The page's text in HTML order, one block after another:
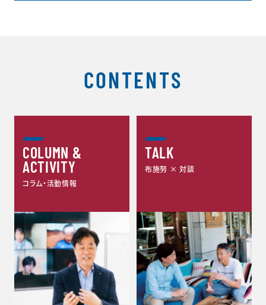
CONTENTS
COLUMN &
ACTIVITY
コラム・活動情報
TALK
布施努 × 対談